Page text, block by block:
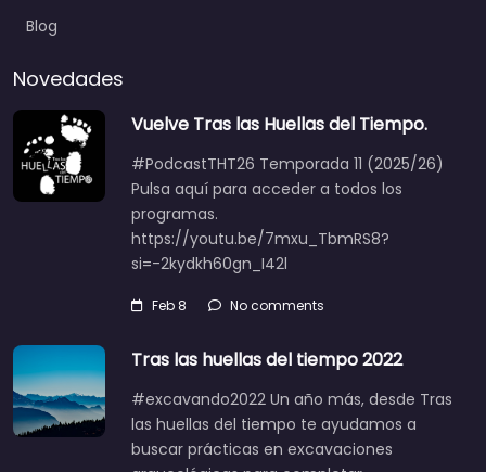
Blog
Novedades
Vuelve Tras las Huellas del Tiempo.
#PodcastTHT26 Temporada 11 (2025/26)
Pulsa aquí para acceder a todos los
programas.
https://youtu.be/7mxu_TbmRS8?
si=-2kydkh60gn_I42l
Feb 8 No comments
Tras las huellas del tiempo 2022
#excavando2022 Un año más, desde Tras
las huellas del tiempo te ayudamos a
buscar prácticas en excavaciones